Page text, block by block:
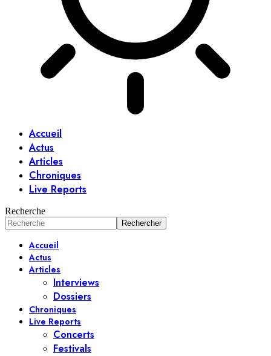
Accueil
Actus
Articles
Chroniques
Live Reports
Recherche
Accueil
Actus
Articles
Interviews
Dossiers
Chroniques
Live Reports
Concerts
Festivals